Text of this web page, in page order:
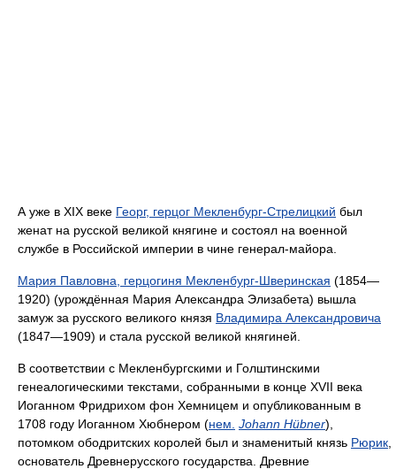
А уже в XIX веке Георг, герцог Мекленбург-Стрелицкий был
женат на русской великой княгине и состоял на военной
службе в Российской империи в чине генерал-майора.
Мария Павловна, герцогиня Мекленбург-Шверинская (1854—
1920) (урождённая Мария Александра Элизабета) вышла
замуж за русского великого князя Владимира Александровича
(1847—1909) и стала русской великой княгиней.
В соответствии с Мекленбургскими и Голштинскими
генеалогическими текстами, собранными в конце XVII века
Иоганном Фридрихом фон Хемницем и опубликованным в
1708 году Иоганном Хюбнером (нем. Johann Hübner),
потомком ободритских королей был и знаменитый князь Рюрик
основатель Древнерусского государства. Древние